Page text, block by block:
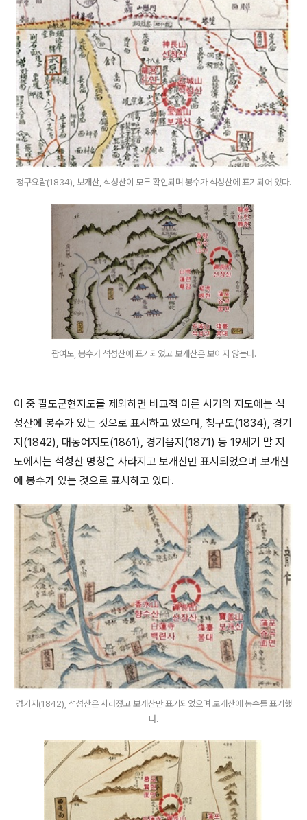
청구요람(1834), 보개산, 석성산이 모두 확인되며 봉수가 석성산에 표기되어 있다.
광여도, 봉수가 석성산에 표기되었고 보개산은 보이지 않는다.
이 중 팔도군현지도를 제외하면 비교적 이른 시기의 지도에는 석
성산에 봉수가 있는 것으로 표시하고 있으며, 청구도(1834), 경기
지(1842), 대동여지도(1861), 경기읍지(1871) 등 19세기 말 지
도에서는 석성산 명칭은 사라지고 보개산만 표시되었으며 보개산
에 봉수가 있는 것으로 표시하고 있다.
경기지(1842), 석성산은 사라졌고 보개산만 표기되었으며 보개산에 봉수를 표기했
다.